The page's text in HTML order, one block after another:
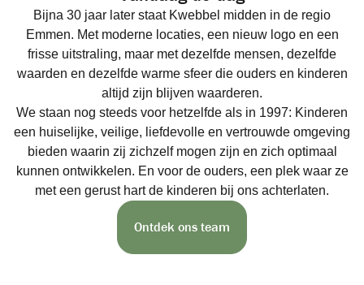
Bijna 30 jaar later staat Kwebbel midden in de regio
Emmen. Met moderne locaties, een nieuw logo en een
frisse uitstraling, maar met dezelfde mensen, dezelfde
waarden en dezelfde warme sfeer die ouders en kinderen
altijd zijn blijven waarderen.
We staan nog steeds voor hetzelfde als in 1997: Kinderen
een huiselijke, veilige, liefdevolle en vertrouwde omgeving
bieden waarin zij zichzelf mogen zijn en zich optimaal
kunnen ontwikkelen. En voor de ouders, een plek waar ze
met een gerust hart de kinderen bij ons achterlaten.
Ontdek ons team